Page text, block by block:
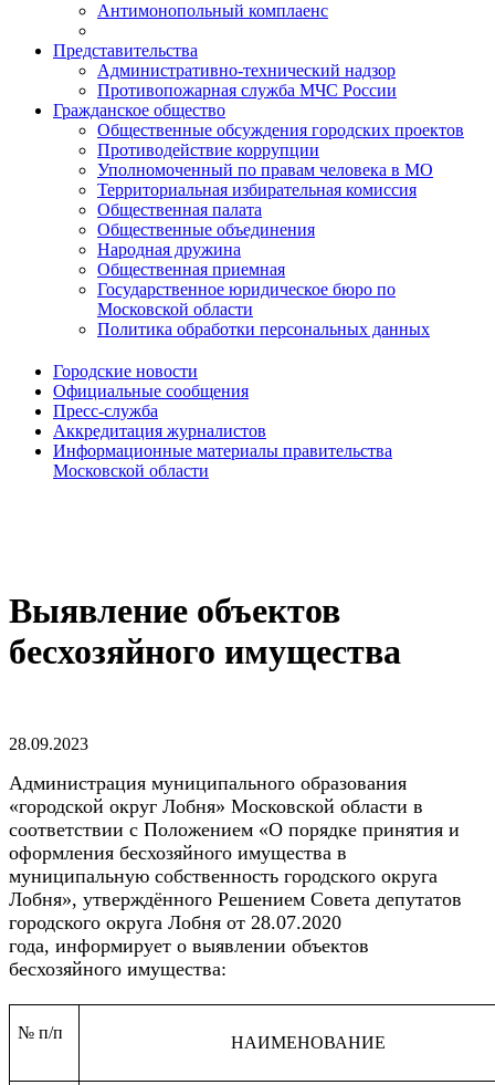
Антимонопольный комплаенс
Представительства
Административно-технический надзор
Противопожарная служба МЧС России
Гражданское общество
Общественные обсуждения городских проектов
Противодействие коррупции
Уполномоченный по правам человека в МО
Территориальная избирательная комиссия
Общественная палата
Общественные объединения
Народная дружина
Общественная приемная
Государственное юридическое бюро по
Московской области
Политика обработки персональных данных
Городские новости
Официальные сообщения
Пресс-служба
Аккредитация журналистов
Информационные материалы правительства
Московской области
Выявление объектов
бесхозяйного имущества
28.09.2023
Администрация муниципального образования
«городской округ Лобня» Московской области в
соответствии с Положением «О порядке принятия и
оформления бесхозяйного имущества в
муниципальную собственность городского округа
Лобня», утверждённого Решением Совета депутатов
городского округа Лобня от 28.07.2020
года, информирует о выявлении объектов
бесхозяйного имущества:
№ п/п
НАИМЕНОВАНИЕ